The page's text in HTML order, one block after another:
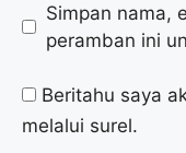
Simpan nama,
peramban ini
Beritahu saya
melalui surel.